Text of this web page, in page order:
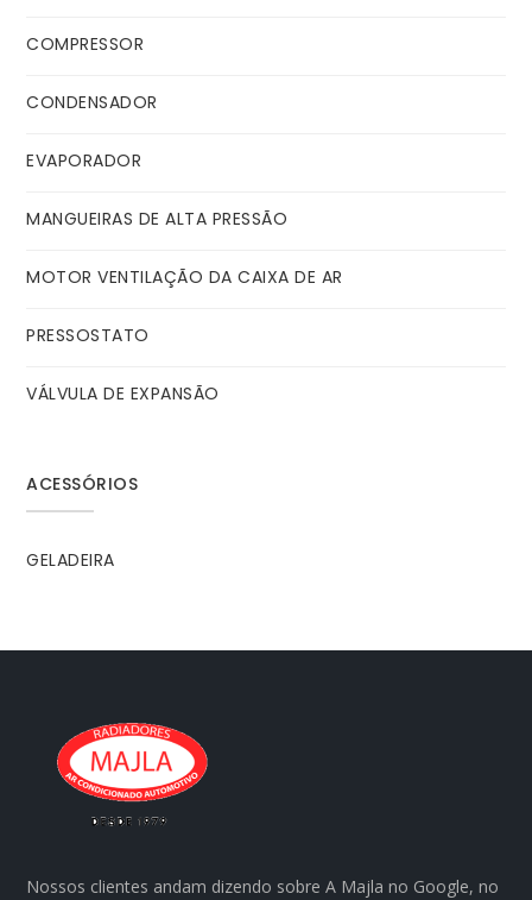
COMPRESSOR
CONDENSADOR
EVAPORADOR
MANGUEIRAS DE ALTA PRESSÃO
MOTOR VENTILAÇÃO DA CAIXA DE AR
PRESSOSTATO
VÁLVULA DE EXPANSÃO
ACESSÓRIOS
GELADEIRA
Nossos clientes andam dizendo sobre A Majla no Google, no